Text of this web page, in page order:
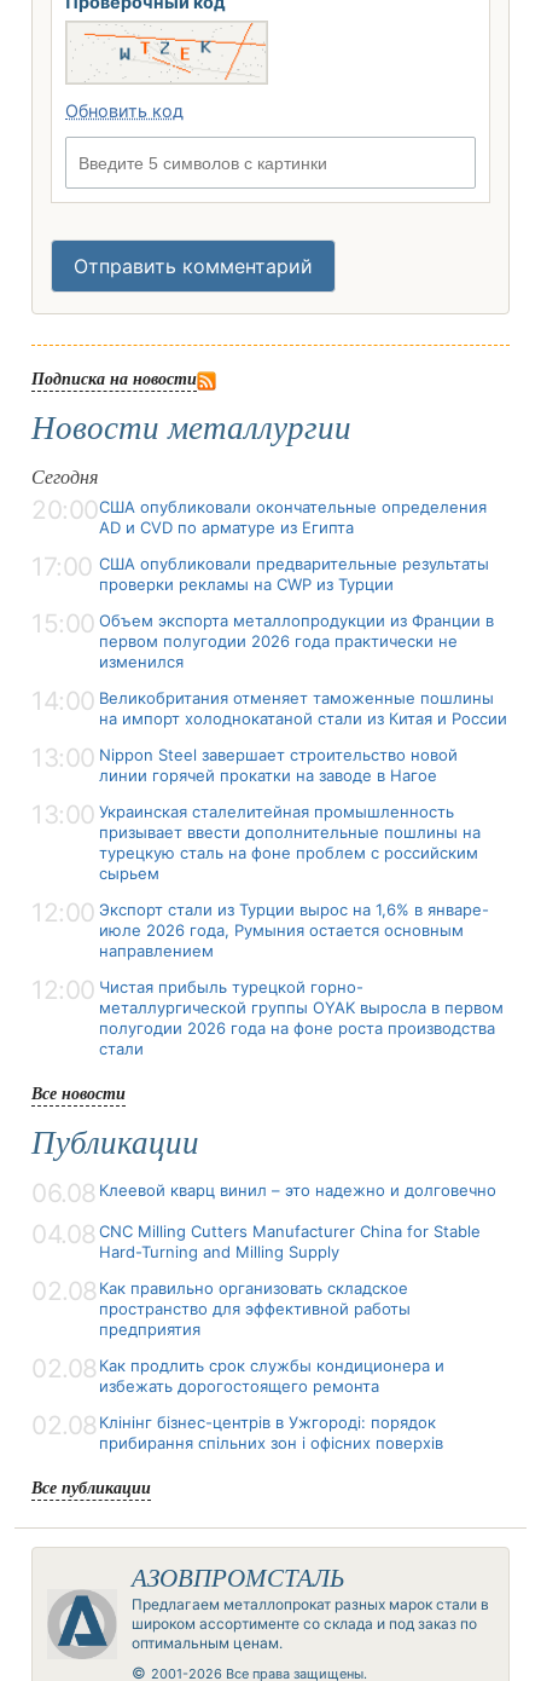
Обновить код
Отправить комментарий
Подписка на новости
Новости металлургии
Сегодня
20:00США опубликовали окончательные определения
AD и CVD по арматуре из Египта
17:00 США опубликовали предварительные результаты
проверки рекламы на CWP из Турции
15:00 Объем экспорта металлопродукции из Франции в
первом полугодии 2026 года практически не
изменился
14:00 Великобритания отменяет таможенные пошлины
на импорт холоднокатаной стали из Китая и России
13:00 Nippon Steel завершает строительство новой
линии горячей прокатки на заводе в Нагое
13:00 Украинская сталелитейная промышленность
призывает ввести дополнительные пошлины на
турецкую сталь на фоне проблем с российским
сырьем
12:00 Экспорт стали из Турции вырос на 1,6% в январе-
июле 2026 года, Румыния остается основным
направлением
12:00 Чистая прибыль турецкой горно-
металлургической группы OYAK выросла в первом
полугодии 2026 года на фоне роста производства
стали
Все новости
Публикации
06.08 Клеевой кварц винил – это надежно и долговечно
04.08 CNC Milling Cutters Manufacturer China for Stable
Hard-Turning and Milling Supply
02.08 Как правильно организовать складское
пространство для эффективной работы
предприятия
02.08 Как продлить срок службы кондиционера и
избежать дорогостоящего ремонта
02.08 Клінінг бізнес-центрів в Ужгороді: порядок
прибирання спільних зон і офісних поверхів
Все публикации
АЗОВПРОМСТАЛЬ
Предлагаем металлопрокат разных марок стали в
широком ассортименте со склада и под заказ по
оптимальным ценам.
© 2001-2026 Все права защищены.